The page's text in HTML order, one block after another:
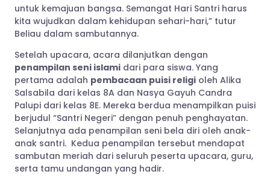
untuk kemajuan bangsa. Semangat Hari Santri harus
kita wujudkan dalam kehidupan sehari-hari,” tutur
Beliau dalam sambutannya.
Setelah upacara, acara dilanjutkan dengan
penampilan seni islami dari para siswa. Yang
pertama adalah pembacaan puisi religi oleh Alika
Salsabila dari kelas 8A dan Nasya Gayuh Candra
Palupi dari kelas 8E. Mereka berdua menampilkan puisi
berjudul “Santri Negeri” dengan penuh penghayatan.
Selanjutnya ada penampilan seni bela diri oleh anak-
anak santri. Kedua penampilan tersebut mendapat
sambutan meriah dari seluruh peserta upacara, guru,
serta tamu undangan yang hadir.